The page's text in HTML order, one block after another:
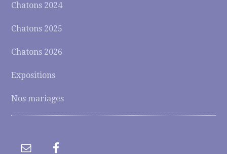
Chatons 2024
Chatons 2025
Chatons 2026
Expositions
Nos mariages